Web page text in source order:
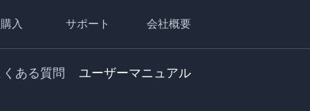
購入 サポート 会社概要
くある質問 ユーザーマニュアル